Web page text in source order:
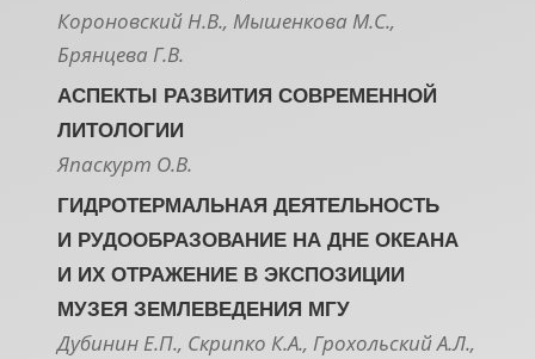
Короновский Н.В., Мышенкова М.С.,
Брянцева Г.В.
АСПЕКТЫ РАЗВИТИЯ СОВРЕМЕННОЙ
ЛИТОЛОГИИ
Япаскурт О.В.
ГИДРОТЕРМАЛЬНАЯ ДЕЯТЕЛЬНОСТЬ
И РУДООБРАЗОВАНИЕ НА ДНЕ ОКЕАНА
И ИХ ОТРАЖЕНИЕ В ЭКСПОЗИЦИИ
МУЗЕЯ ЗЕМЛЕВЕДЕНИЯ МГУ
Дубинин Е.П., Скрипко К.А., Грохольский А.Л.,